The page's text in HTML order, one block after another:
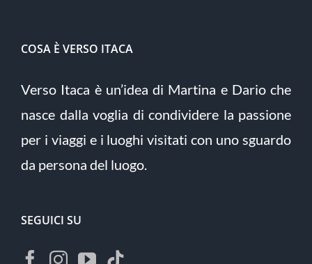
COSA È VERSO ITACA
Verso Itaca è un’idea di Martina e Dario che
nasce dalla voglia di condividere la passione
per i viaggi e i luoghi visitati con uno sguardo
da persona del luogo.
SEGUICI SU